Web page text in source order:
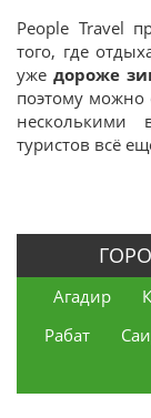
People Travel
того, где
ужедороже
поэтому можно
туристов всё
Агадир
Рабат